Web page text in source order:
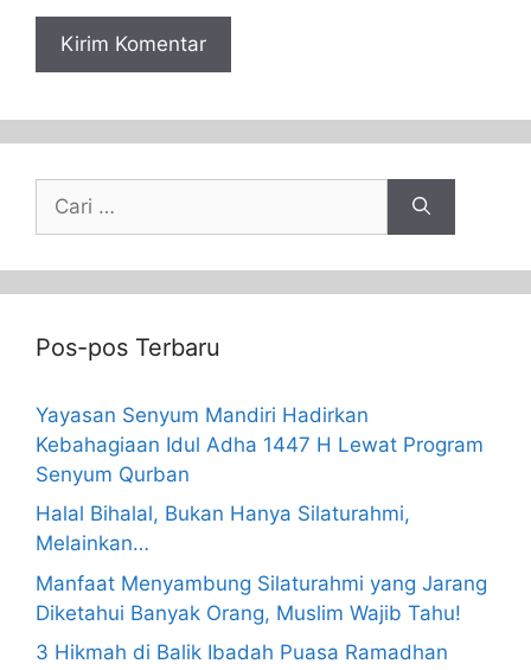
Pos-pos Terbaru
Yayasan Senyum Mandiri Hadirkan
Kebahagiaan Idul Adha 1447 H Lewat Program
Senyum Qurban
Halal Bihalal, Bukan Hanya Silaturahmi,
Melainkan…
Manfaat Menyambung Silaturahmi yang Jarang
Diketahui Banyak Orang, Muslim Wajib Tahu!
3 Hikmah di Balik Ibadah Puasa Ramadhan